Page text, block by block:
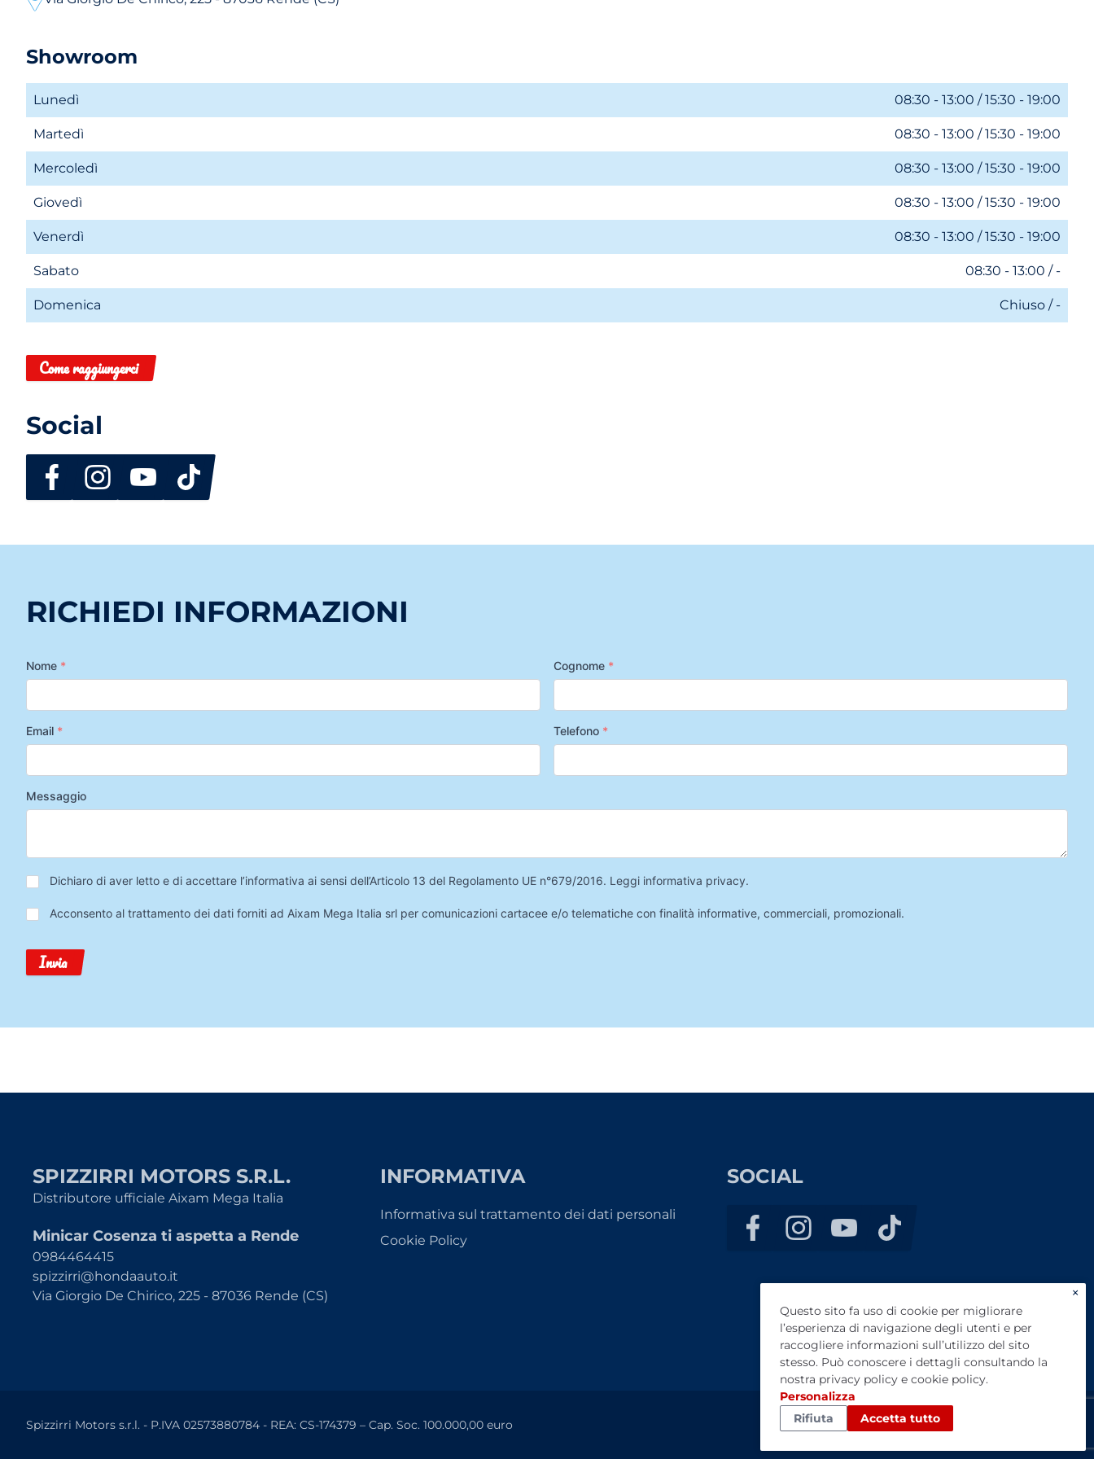
Showroom
Lunedì 08:30 - 13:00 / 15:30 - 19:00
Martedì 08:30 - 13:00 / 15:30 - 19:00
Mercoledì 08:30 - 13:00 / 15:30 - 19:00
Giovedì 08:30 - 13:00 / 15:30 - 19:00
Venerdì 08:30 - 13:00 / 15:30 - 19:00
Sabato 08:30 - 13:00 / -
Domenica Chiuso / -
Come raggiungerci
Social
RICHIEDI INFORMAZIONI
Nome * Cognome *
Email * Telefono *
Messaggio
Privacy*
Dichiaro di aver letto e di accettare l’informativa ai sensi dell’Articolo 13 del Regolamento UE n°679/2016. Leggi informativa privacy.
Trattamento
Dati
Acconsento al trattamento dei dati forniti ad Aixam Mega Italia srl per comunicazioni cartacee e/o telematiche con finalità informative, commerciali, promozionali.
Invia
SPIZZIRRI MOTORS S.R.L.
Distributore ufficiale Aixam Mega Italia
Minicar Cosenza ti aspetta a Rende
0984464415
spizzirri@hondaauto.it
Via Giorgio De Chirico, 225 - 87036 Rende (CS)
INFORMATIVA
Informativa sul trattamento dei dati personali
Cookie Policy
SOCIAL
Spizzirri Motors s.r.l. - P.IVA 02573880784 - REA: CS-174379 – Cap. Soc. 100.000,00 euro
×
Questo sito fa uso di cookie per migliorare
l’esperienza di navigazione degli utenti e per
raccogliere informazioni sull’utilizzo del sito
stesso. Può conoscere i dettagli consultando la
nostra privacy policy e cookie policy.
Personalizza
Rifiuta
Accetta tutto